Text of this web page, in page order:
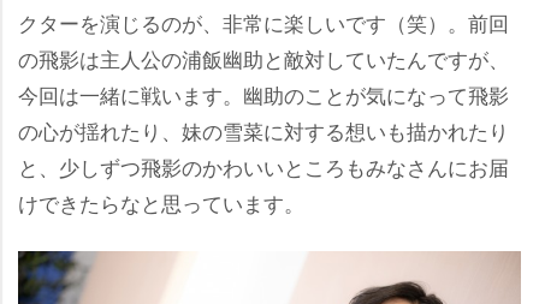
クターを演じるのが、非常に楽しいです（笑）。前回
の飛影は主人公の浦飯幽助と敵対していたんですが、
今回は一緒に戦います。幽助のことが気になって飛影
の心が揺れたり、妹の雪菜に対する想いも描かれたり
と、少しずつ飛影のかわいいところもみなさんにお届
けできたらなと思っています。